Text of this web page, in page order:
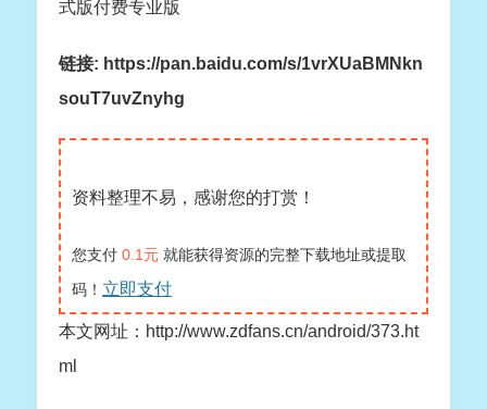
式版付费专业版
链接: https://pan.baidu.com/s/1vrXUaBMNkn
souT7uvZnyhg
资料整理不易，感谢您的打赏！
您支付 0.1元 就能获得资源的完整下载地址或提取
码！ 立即支付
本文网址：http://www.zdfans.cn/android/373.ht
ml